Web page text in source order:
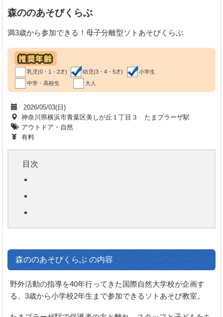
森ののあそびくらぶ
満3歳から参加できる！母子分離型ソトあそびくらぶ
乳児(0・1・2才) 幼児(3・4・5才)
小学生
中学・高校生
大人
2026/05/03(日)
神奈川県横浜市青葉区美しが丘１丁目３ たまプラーザ駅
アウトドア・自然
有料
目次
森ののあそびくらぶ の内容
野外活動の指導を40年行ってきた国際自然大学校が企画す
る、3歳から小学校2年生まで参加できるソトあそび教室。